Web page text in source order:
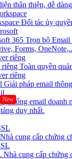
thân thiện, dễ
Đối tác ủy
365 Trọn bộ
Forms,
riêng Toàn quyền
Giải pháp email
Newthống email doanh
duy nhất.
Nhà cung cấp chứng
Nhà cung cấp chứng